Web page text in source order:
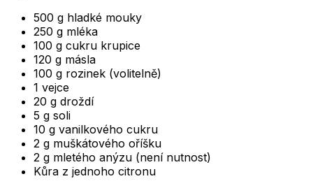
500 g hladké mouky
250 g mléka
100 g cukru krupice
120 g másla
100 g rozinek (volitelně)
1 vejce
20 g droždí
5 g soli
10 g vanilkového cukru
2 g muškátového oříšku
2 g mletého anýzu (není nutnost)
Kůra z jednoho citronu